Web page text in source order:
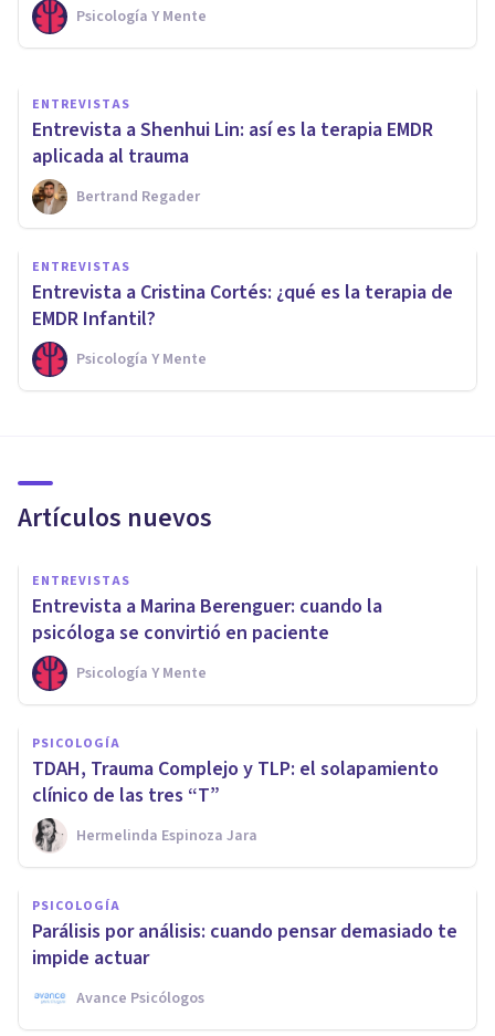
Psicología Y Mente
Atenea Mallorca
ENTREVISTAS
Entrevista a Shenhui Lin: así es la terapia EMDR
aplicada al trauma
Bertrand Regader
ENTREVISTAS
Entrevista a Cristina Cortés: ¿qué es la terapia de
EMDR Infantil?
Psicología Y Mente
Artículos nuevos
ENTREVISTAS
Entrevista a Marina Berenguer: cuando la
psicóloga se convirtió en paciente
Psicología Y Mente
PSICOLOGÍA
TDAH, Trauma Complejo y TLP: el solapamiento
clínico de las tres “T”
Hermelinda Espinoza Jara
PSICOLOGÍA
Parálisis por análisis: cuando pensar demasiado te
impide actuar
Avance Psicólogos